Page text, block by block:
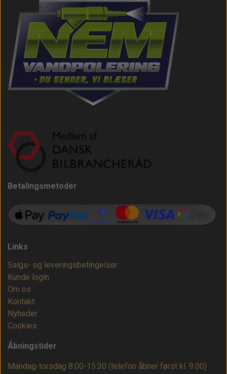
Betalingsmetoder
Links
Salgs- og leveringsbetingelser
Kunde login
Om os
Kontakt
Nyheder
Cookies
Åbningstider
Mandag-torsdag 8:00-15:30 (telefon åbner først kl. 9.00)